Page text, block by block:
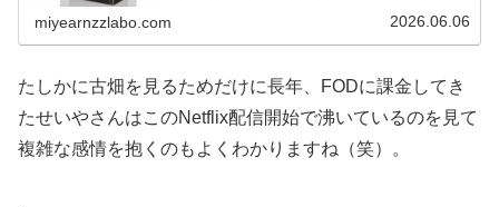
miyearnzzlabo.com 2026.06.06
たしかに古畑を見るためだけに長年、FODに課金してき
たせいやさんはこのNetflix配信開始で沸いているのを見て
複雑な感情を抱くのもよくわかりますね（笑）。